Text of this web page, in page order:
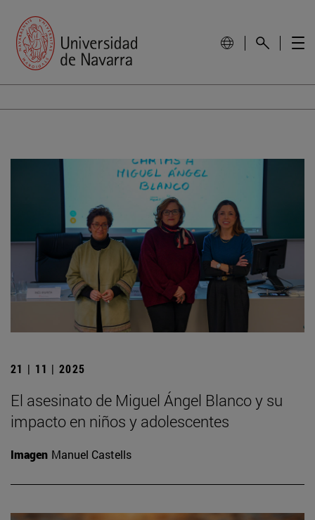
21 | 11 | 2025
El asesinato de Miguel Ángel Blanco y su
impacto en niños y adolescentes
Imagen Manuel Castells